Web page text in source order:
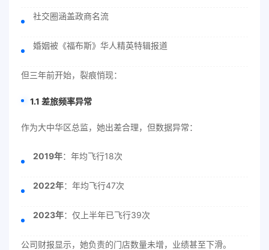
社交圈涵盖政商名流
婚姻被《福布斯》华人精英特辑报道
但三年前开始，裂痕悄现：
1.1 差旅频率异常
作为大中华区总监，她出差合理，但数据异常：
2019年：年均飞行18次
2022年：年均飞行47次
2023年：仅上半年已飞行39次
公司财报显示，她负责的门店数量未增，业绩甚至下滑。